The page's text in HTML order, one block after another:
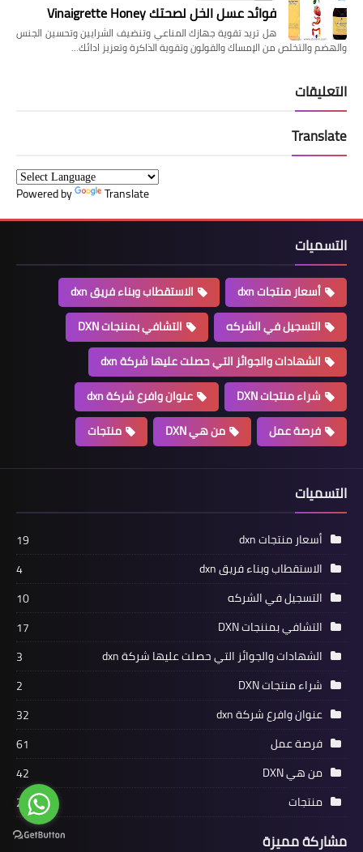
فوائد عسل الخل لصحتك Vinaigrette Honey
هل تريد تقوية جهازك المناعي وتنضيف الشرايين وتحسين الجنس
والهضم والتخلص من الإمساك والقولون وتقوية الذاكرة وتعزيز ادائك…
التعليقات
Translate
Powered by Translate
التسميات
أسعار منتجات dxn
الاستقطاب وبناء فريق dxn
التسجيل في الشركه
التشافي بمننجات DXN
الشهادات والجوائز التي حصلت عليها شركة dxn
شراء منتجات DXN
عنوان وافرع شركة dxn
فرصة عمل
من هي DXN منتجات
التسميات
أسعار منتجات dxn
19
الاستقطاب وبناء فريق dxn
4
التسجيل في الشركه
10
التشافي بمننجات DXN
17
الشهادات والجوائز التي حصلت عليها شركة dxn
3
شراء منتجات DXN
2
عنوان وافرع شركة dxn
32
فرصة عمل
61
من هي DXN
42
منتجات
285
مشاركة مميزة